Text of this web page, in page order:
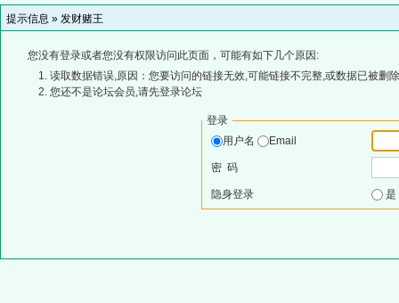
提示信息 » 发财赌王
您没有登录或者您没有权限访问此页面，可能有如下几个原因:
读取数据错误,原因：您要访问的链接无效,可能链接不完整,或数据已被删
您还不是论坛会员,请先登录论坛
登录
用户名
Email
密 码
隐身登录